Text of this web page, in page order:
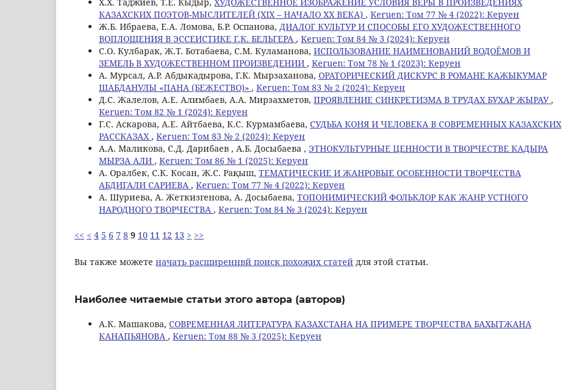
Х.Х. Таджиев, Т.Е. Кыдыр, ХУДОЖЕСТВЕННОЕ ИЗОБРАЖЕНИЕ УСЛОВИЯ ВЕРЫ В ПРОИЗВЕДЕНИЯХ
КАЗАХСКИХ ПОЭТОВ-МЫСЛИТЕЛЕЙ (XIX – НАЧАЛО XX ВЕКА) , Keruen: Том 77 № 4 (2022): Керуен
Ж.Б. Ибраева, Е.А. Ломова, Б.Р. Оспанова, ДИАЛОГ КУЛЬТУР И СПОСОБЫ ЕГО ХУДОЖЕСТВЕННОГО
ВОПЛОЩЕНИЯ В ЭССЕИСТИКЕ Г.К. БЕЛЬГЕРА , Keruen: Том 84 № 3 (2024): Керуен
С.О. Кулбарак, Ж.Т. Ботабаева, С.М. Куламанова, ИСПОЛЬЗОВАНИЕ НАИМЕНОВАНИЙ ВОДОЁМОВ И
ЗЕМЕЛЬ В ХУДОЖЕСТВЕННОМ ПРОИЗВЕДЕНИИ , Keruen: Том 78 № 1 (2023): Керуен
А. Мурсал, А.Р. Абдыкадырова, Г.К. Мырзаханова, ОРАТОРИЧЕСКИЙ ДИСКУРС В РОМАНЕ КАЖЫКУМАР
ШАБДАНУЛЫ «ПАНА (БЕЖЕСТВО)» , Keruen: Том 83 № 2 (2024): Керуен
Д.С. Жалелов, А.Е. Алимбаев, А.А. Мирзахметов, ПРОЯВЛЕНИЕ СИНКРЕТИЗМА В ТРУДАХ БУХАР ЖЫРАУ,
Keruen: Том 82 № 1 (2024): Керуен
Г.С. Аскарова, A.E. Айтбаева, К.С. Курмамбаева, СУДЬБА КОНЯ И ЧЕЛОВЕКА В СОВРЕМЕННЫХ КАЗАХСКИХ
РАССКАЗАХ , Keruen: Том 83 № 2 (2024): Керуен
A.A. Маликова, С.Д. Дарибаев , А.Б. Досыбаева , ЭТНОКУЛЬТУРНЫЕ ЦЕННОСТИ В ТВОРЧЕСТВЕ КАДЫРА
МЫРЗА АЛИ , Keruen: Том 86 № 1 (2025): Керуен
А. Оралбек, С.К. Косан, Ж.С. Рақыш, ТЕМАТИЧЕСКИЕ И ЖАНРОВЫЕ ОСОБЕННОСТИ ТВОРЧЕСТВА
АБДИГАЛИ САРИЕВА , Keruen: Том 77 № 4 (2022): Керуен
А. Шуриева, А. Жеткизгенова, А. Досыбаева, ТОПОНИМИЧЕСКИЙ ФОЛЬКЛОР КАК ЖАНР УСТНОГО
НАРОДНОГО ТВОРЧЕСТВА , Keruen: Том 84 № 3 (2024): Керуен
<< < 4 5 6 7 8 9 10 11 12 13 > >>
Вы также можете начать расширеннвй поиск похожих статей для этой статьи.
Наиболее читаемые статьи этого автора (авторов)
A.К. Машакова, СОВРЕМЕННАЯ ЛИТЕРАТУРА КАЗАХСТАНА НА ПРИМЕРЕ ТВОРЧЕСТВА БАХЫТЖАНА
КАНАПЬЯНОВА , Keruen: Том 88 № 3 (2025): Керуен